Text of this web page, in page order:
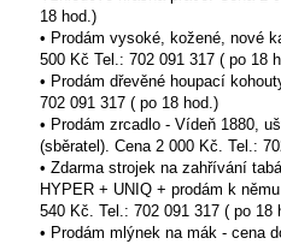
18 hod.)
• Prodám vysoké, kožené, nové
500 Kč Tel.: 702 091 317 ( po 18
• Prodám dřevěné houpací
702 091 317 ( po 18 hod.)
• Prodám zrcadlo - Vídeň 1880,
(sběratel). Cena 2 000 Kč. Tel.:
• Zdarma strojek na zahřívání
HYPER + UNIQ + prodám k
540 Kč. Tel.: 702 091 317 ( po 18
• Prodám mlýnek na mák - cena